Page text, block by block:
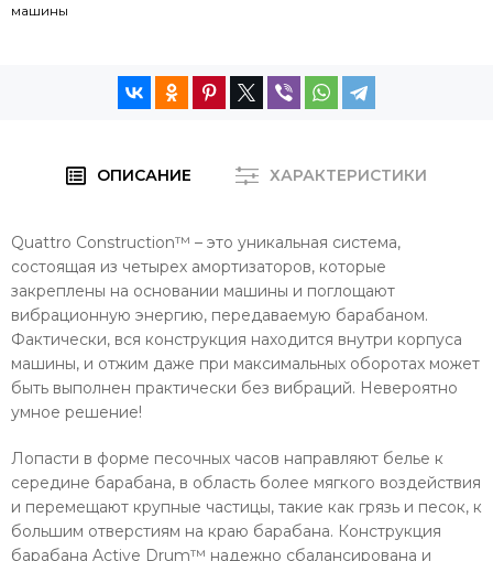
машины
ОПИСАНИЕ ХАРАКТЕРИСТИКИ
Quattro Construction™ – это уникальная система,
состоящая из четырех амортизаторов, которые
закреплены на основании машины и поглощают
вибрационную энергию, передаваемую барабаном.
Фактически, вся конструкция находится внутри корпуса
машины, и отжим даже при максимальных оборотах может
быть выполнен практически без вибраций. Невероятно
умное решение!
Лопасти в форме песочных часов направляют белье к
середине барабана, в область более мягкого воздействия
и перемещают крупные частицы, такие как грязь и песок, к
большим отверстиям на краю барабана. Конструкция
барабана Active Drum™ надежно сбалансирована и